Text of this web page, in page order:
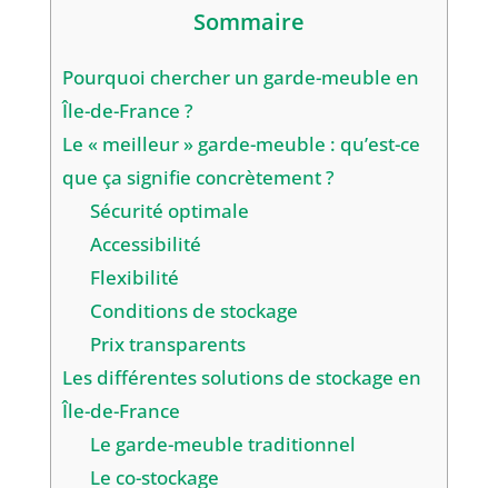
Sommaire
Pourquoi chercher un garde-meuble en
Île-de-France ?
Le « meilleur » garde-meuble : qu’est-ce
que ça signifie concrètement ?
Sécurité optimale
Accessibilité
Flexibilité
Conditions de stockage
Prix transparents
Les différentes solutions de stockage en
Île-de-France
Le garde-meuble traditionnel
Le co-stockage